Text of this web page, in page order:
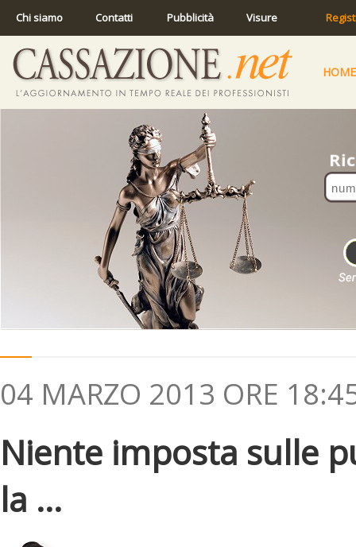
Chi siamo Contatti Pubblicità Visure
HOME
04 MARZO 2013 ORE
Niente imposta sulle
la ...